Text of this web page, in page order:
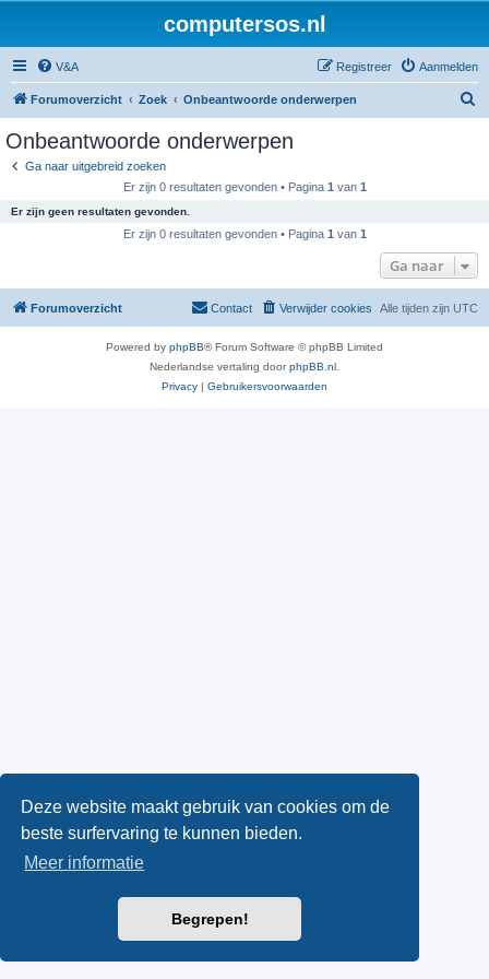
Deze website maakt gebruik van cookies om de
beste surfervaring te kunnen bieden.
Meer informatie
Begrepen!
computersos.nl
V&A Aanmelden
Registreer
Forumoverzicht Zoek Onbeantwoorde onderwerpen
Onbeantwoorde onderwerpen
Ga naar uitgebreid zoeken
Er zijn 0 resultaten gevonden • Pagina 1 van 1
Er zijn geen resultaten gevonden.
Er zijn 0 resultaten gevonden • Pagina 1 van 1
Ga naar
Forumoverzicht Alle tijden zijn UTC
Verwijder cookies
Contact
Powered by phpBB® Forum Software © phpBB Limited
Nederlandse vertaling doorphpBB.nl
Privacy | Gebruikersvoorwaarden